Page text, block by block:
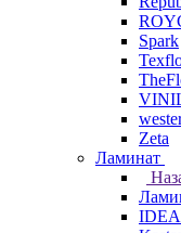
Spark
Zeta
Ламинат